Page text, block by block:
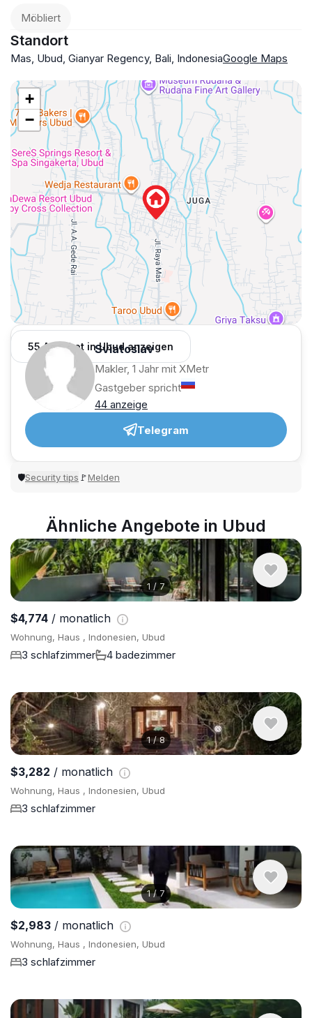
Möbliert
Standort
Mas, Ubud, Gianyar Regency, Bali, IndonesiaGoogle Maps
+
−
55 Angebot in Ubud anzeigen
Sviatoslav
Makler, 1 Jahr mit XMetr
Gastgeber spricht
44 anzeige
Telegram
🛡Security tips 🚩Melden
Ähnliche Angebote in Ubud
1 / 7
$4,774 / monatlich
Wohnung, Haus , Indonesien, Ubud
3 schlafzimmer 4 badezimmer
1/8
$3,282 / monatlich
Wohnung, Haus , Indonesien, Ubud
3 schlafzimmer
1/ 7
$2,983 / monatlich
Wohnung, Haus , Indonesien, Ubud
3 schlafzimmer